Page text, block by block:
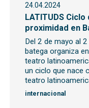
24.04.2024
LATITUDS
proximidad en
Del 2 de mayo al
batega organiza
teatro
un ciclo que nace
teatro
internacional